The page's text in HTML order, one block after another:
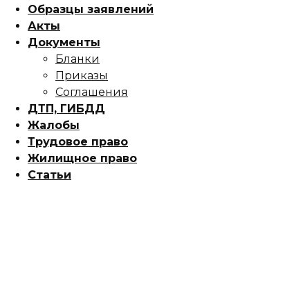
Образцы заявлений
Акты
Документы
Бланки
Приказы
Соглашения
ДТП, ГИБДД
Жалобы
Трудовое право
Жилищное право
Статьи